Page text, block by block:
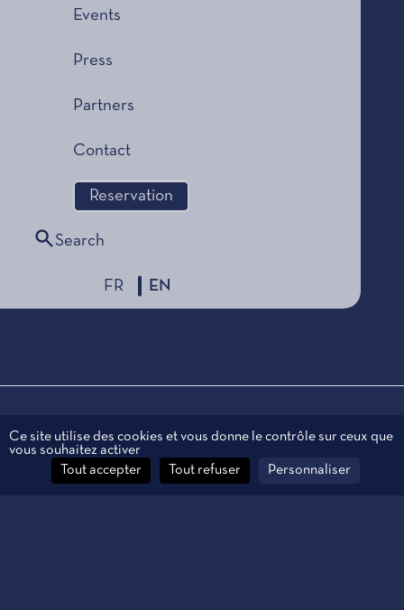
Events
Press
Partners
Contact
Reservation
Search
FR EN
Legal information
Contact
Ce site utilise des cookies et vous donne le contrôle sur ceux que
vous souhaitez activer
Tout accepter
Tout refuser Personnaliser